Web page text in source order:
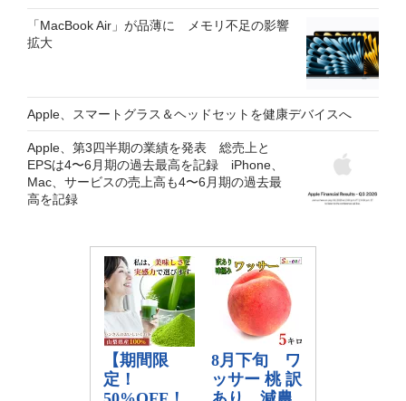
「MacBook Air」が品薄に メモリ不足の影響
拡大
Apple、スマートグラス＆ヘッドセットを健康デバイスへ
Apple、第3四半期の業績を発表 総売上と
EPSは4〜6月期の過去最高を記録 iPhone、
Mac、サービスの売上高も4〜6月期の過去最
高を記録